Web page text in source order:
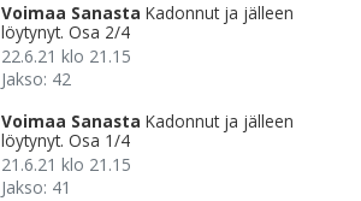
Voimaa Sanasta Kadonnut ja jälleen
löytynyt. Osa 2/4
22.6.21 klo 21.15
Jakso: 42
Voimaa Sanasta Kadonnut ja jälleen
löytynyt. Osa 1/4
21.6.21 klo 21.15
Jakso: 41